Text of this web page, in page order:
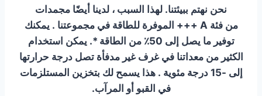
نحن نهتم ببيئتنا. لهذا السبب ، لدينا أيضًا مجمدات
من فئة A +++ الموفرة للطاقة في مجموعتنا . يمكنك
توفير ما يصل إلى 50٪ من الطاقة *. يمكن استخدام
الكثير من معداتنا في غرف غير مدفأة تصل درجة حرارتها
إلى -15 درجة مئوية . هذا يسمح لك بتخزين المستلزمات
في القبو أو المرآب.